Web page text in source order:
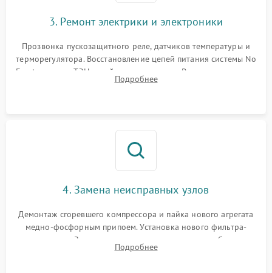
3. Ремонт электрики и электроники
Прозвонка пускозащитного реле, датчиков температуры и
терморегулятора. Восстановление цепей питания системы No
Frost, включая ТЭН оттайки и вентилятор. Ремонт или замена
платы управления при сбоях алгоритмов.
Подробнее
4. Замена неисправных узлов
Демонтаж сгоревшего компрессора и пайка нового агрегата
медно-фосфорным припоем. Установка нового фильтра-
осушителя. Замена изношенных вентиляторов обдува,
сломанных заслонок или поврежденных дверных петель.
Подробнее